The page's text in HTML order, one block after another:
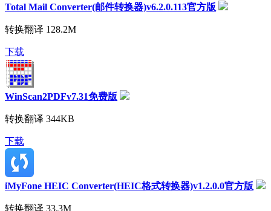
Total Mail Converter(邮件转换器)v6.2.0.113官方版
转换翻译 128.2M
下载
WinScan2PDFv7.31免费版
转换翻译 344KB
下载
iMyFone HEIC Converter(HEIC格式转换器)v1.2.0.0官方版
转换翻译 33.3M